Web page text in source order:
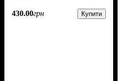
430.00грн Купити